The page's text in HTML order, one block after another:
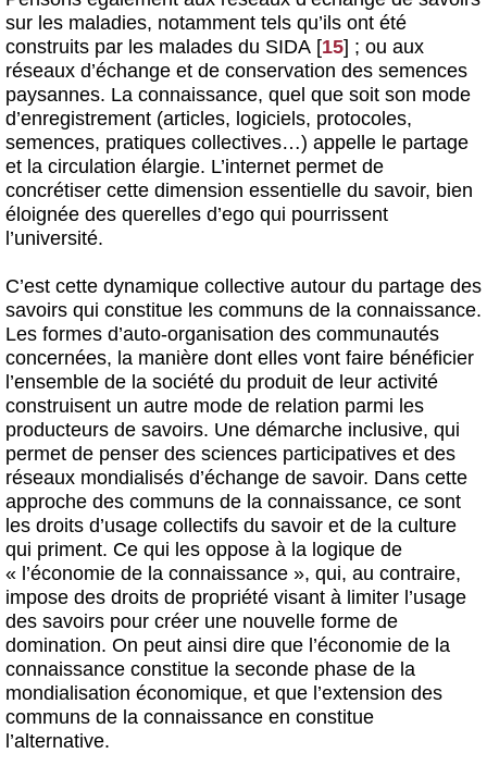
sur les maladies, notamment tels qu’ils ont été
construits par les malades du SIDA [15] ; ou aux
réseaux d’échange et de conservation des semences
paysannes. La connaissance, quel que soit son mode
d’enregistrement (articles, logiciels, protocoles,
semences, pratiques collectives…) appelle le partage
et la circulation élargie. L’internet permet de
concrétiser cette dimension essentielle du savoir, bien
éloignée des querelles d’ego qui pourrissent
l’université.
C’est cette dynamique collective autour du partage des
savoirs qui constitue les communs de la connaissance.
Les formes d’auto-organisation des communautés
concernées, la manière dont elles vont faire bénéficier
l’ensemble de la société du produit de leur activité
construisent un autre mode de relation parmi les
producteurs de savoirs. Une démarche inclusive, qui
permet de penser des sciences participatives et des
réseaux mondialisés d’échange de savoir. Dans cette
approche des communs de la connaissance, ce sont
les droits d’usage collectifs du savoir et de la culture
qui priment. Ce qui les oppose à la logique de
« l’économie de la connaissance », qui, au contraire,
impose des droits de propriété visant à limiter l’usage
des savoirs pour créer une nouvelle forme de
domination. On peut ainsi dire que l’économie de la
connaissance constitue la seconde phase de la
mondialisation économique, et que l’extension des
communs de la connaissance en constitue
l’alternative.